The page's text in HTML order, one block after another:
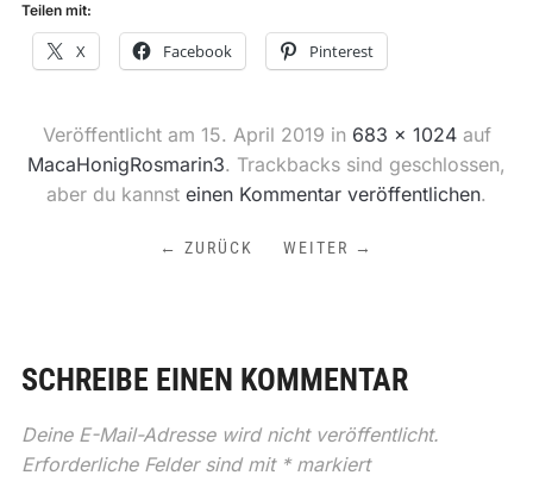
Teilen mit:
X Facebook Pinterest
Veröffentlicht am 15. April 2019 in 683 × 1024auf
MacaHonigRosmarin3. Trackbacks sind geschlossen,
aber du kannst einen Kommentar veröffentlichen.
← ZURÜCK WEITER →
SCHREIBE EINEN KOMMENTAR
Deine E-Mail-Adresse wird nicht veröffentlicht.
Erforderliche Felder sind mit *markiert